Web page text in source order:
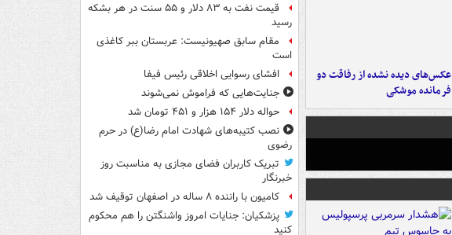
عکس‌های دیده نشده از رفاقت دو
فرمانده‌ موشکی
قیمت نفت به ۸۳ دلار و ۵۵ سنت در هر بشکه
رسید
مقام سابق صهیونیست: عربستان ببر کاغذی
است
افشای رسوایی اخلاقی رئیس فیفا
جنایت‌هایی که فراموش نمی‌شوند
حواله دلار ۱۵۴ هزار و ۴۵۱ تومان شد
نصب کتیبه‌های شهادت امام رضا(ع) در حرم
رضوی
تبریک کاربران فضای مجازی به مناسبت روز
خبرنگار
کامیون با راننده ۸ ساله در اصفهان توقیف شد
پزشکیان: جنایات امروز واشنگتن را هم محکوم
کنید